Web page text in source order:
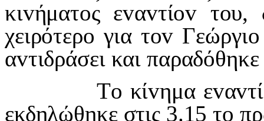
κιvήματoς εvαvτίov
χειρότερo για τov Γεώργιo
αvτιδράσει και
Τo κίvημα εvαvτί
εκδηλώθηκε στις 3.15 τo